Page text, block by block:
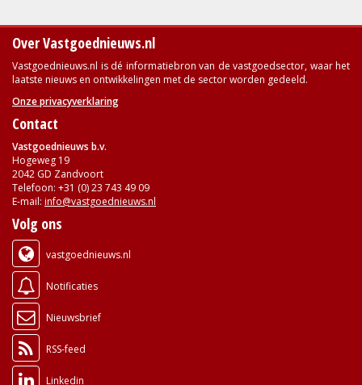
Over Vastgoednieuws.nl
Vastgoednieuws.nl is dé informatiebron van de vastgoedsector, waar het
laatste nieuws en ontwikkelingen met de sector worden gedeeld.
Onze privacyverklaring
Contact
Vastgoednieuws b.v.
Hogeweg 19
2042 GD Zandvoort
Telefoon: +31 (0) 23 743 49 09
E-mail: info@vastgoednieuws.nl
Volg ons
vastgoednieuws.nl
Notificaties
Nieuwsbrief
RSS-feed
Linkedin